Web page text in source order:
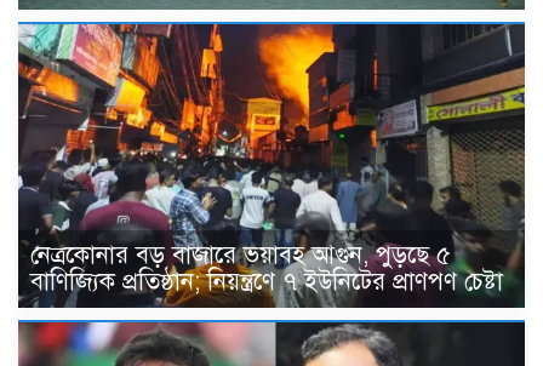
নেত্রকোনার বড় বাজারে ভয়াবহ আগুন, পুড়ছে ৫
বাণিজ্যিক প্রতিষ্ঠান; নিয়ন্ত্রণে ৭ ইউনিটের প্রাণপণ চেষ্টা